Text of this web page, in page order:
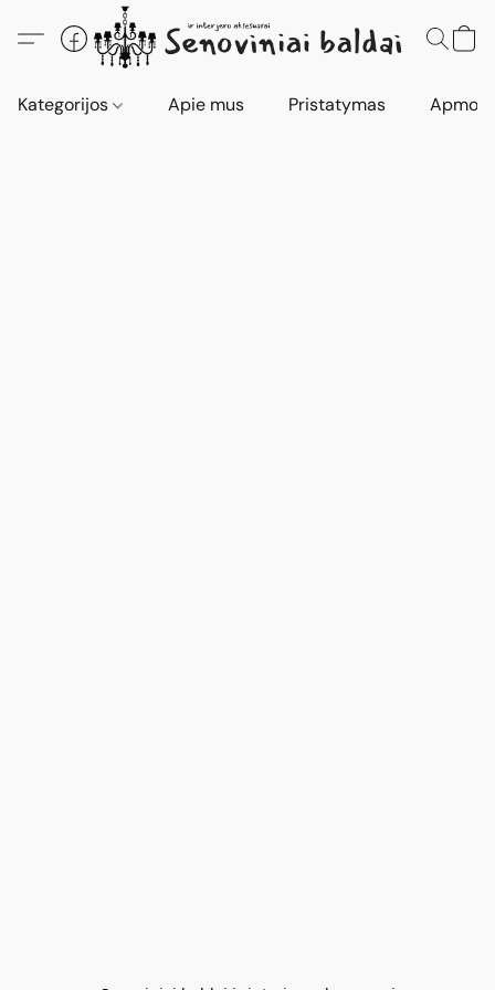
Kategorijos Apie mus Pristatymas